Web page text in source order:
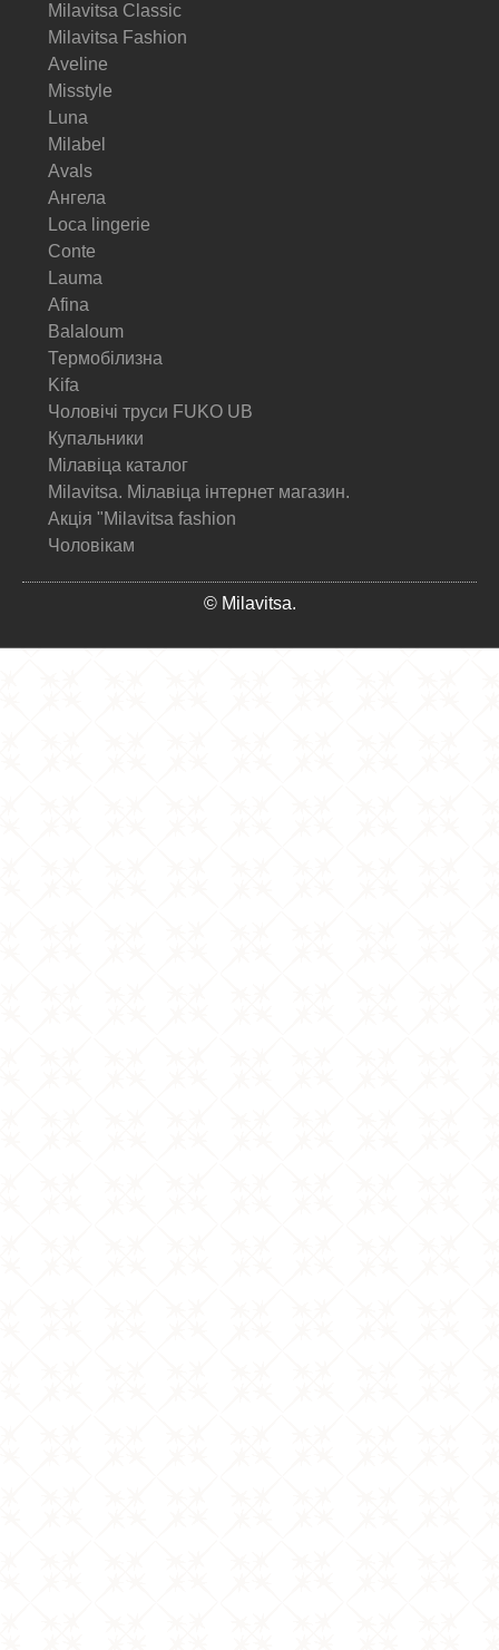
Milavitsa Classic
Milavitsa Fashion
Aveline
Misstyle
Luna
Milabel
Avals
Ангела
Loca lingerie
Conte
Lauma
Afina
Balaloum
Термобілизна
Kifa
Чоловічі труси FUKO UB
Купальники
Мілавіца каталог
Milavitsa. Мілавіца інтернет магазин.
Акція "Milavitsa fashion
Чоловікам
© Milavitsa.